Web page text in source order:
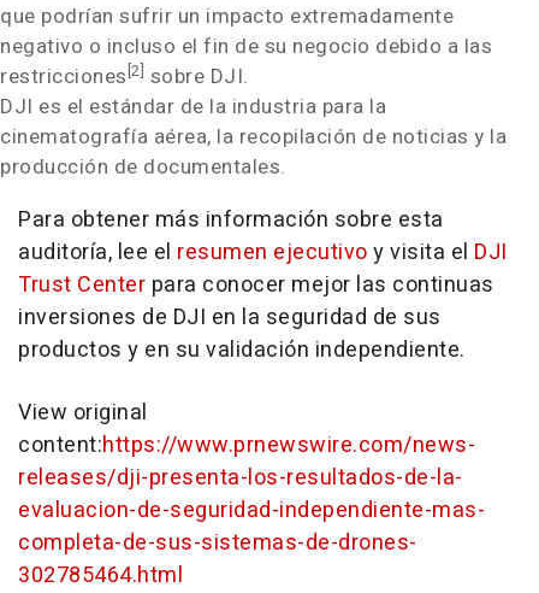
que podrían sufrir un impacto extremadamente
negativo o incluso el fin de su negocio debido a las
restricciones [2] sobre DJI.
DJI es el estándar de la industria para la
cinematografía aérea, la recopilación de noticias y la
producción de documentales.
Para obtener más información sobre esta
auditoría, lee el resumen ejecutivoy visita el DJI
Trust Center para conocer mejor las continuas
inversiones de DJI en la seguridad de sus
productos y en su validación independiente.
View original
content:https://www.prnewswire.com/news-
releases/dji-presenta-los-resultados-de-la-
evaluacion-de-seguridad-independiente-mas-
completa-de-sus-sistemas-de-drones-
302785464.html